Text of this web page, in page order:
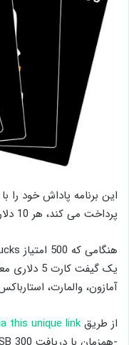
پرداخت می کند، هر 10 دلار برابر با SB 1000 است.
یک گیفت
آمازون، والمارت،
از طریق this unique link